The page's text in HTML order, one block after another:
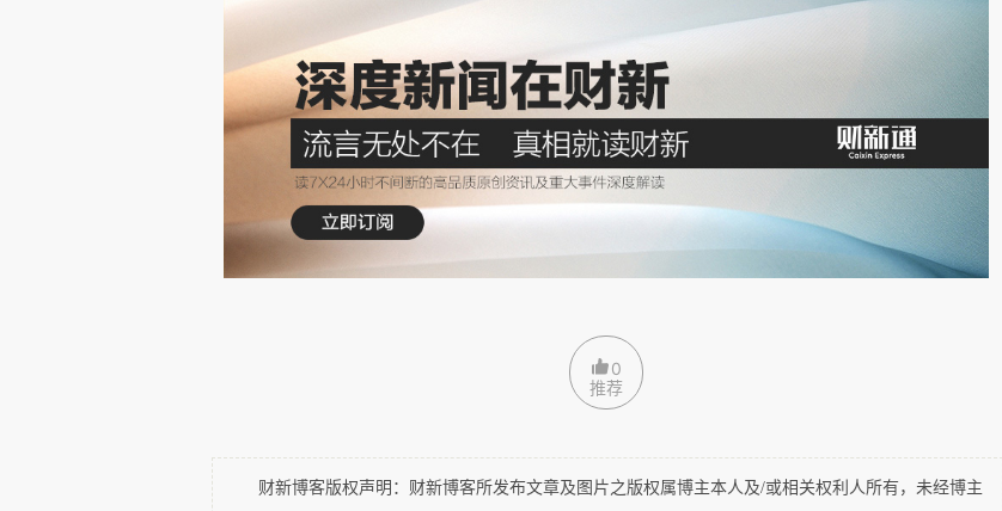
因此，学术不端并非中国特有现象。
真正反映一个国家科研治理水平的，不是有没有问题，而是问题能否被及时发
现、独立调查并得到公正处理。
现代科研体系实际上建立在多重监督机制之上。
从实验记录到实验室内部审核，从项目验收到学术期刊同行评议，从学术委员会
监督到科研诚信调查，理论上形成了层层把关的制度安排。
如果一个外部博主能够在短时间内利用公开数据库和图像比对软件发现明显问
题，那么人们自然会追问：
0
推荐
财新博客版权声明：财新博客所发布文章及图片之版权属博主本人及/或相关权利人所有，未经博主